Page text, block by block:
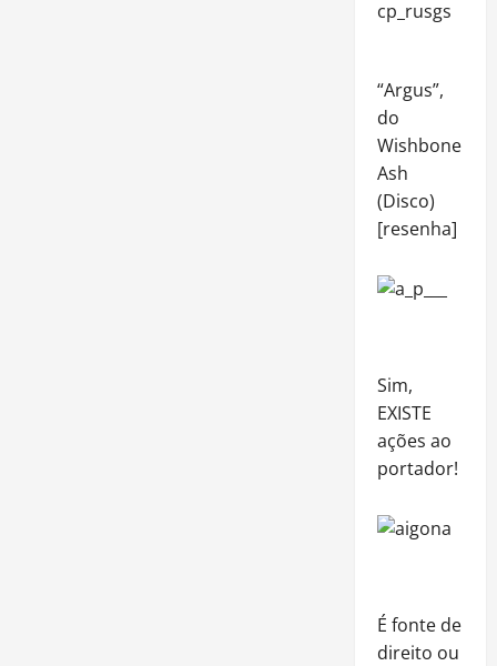
“Argus”,
do
Wishbone
Ash
(Disco)
[resenha]
Sim,
EXISTE
ações ao
portador!
É fonte de
direito ou